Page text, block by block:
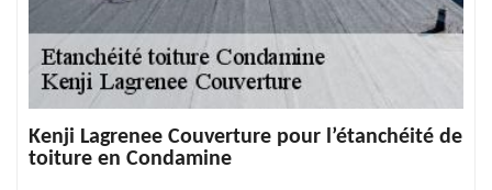
Kenji Lagrenee Couverture pour l’étanchéité de
toiture en Condamine